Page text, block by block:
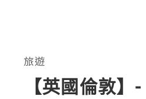
旅遊
【英國倫敦